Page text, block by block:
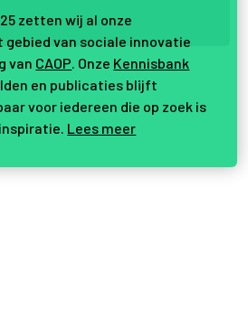
zetten wij al onze
van sociale innovatie
van CAOP . Onze Kennisbank
en publicaties blijft
voor iedereen die op zoek is
Lees meer